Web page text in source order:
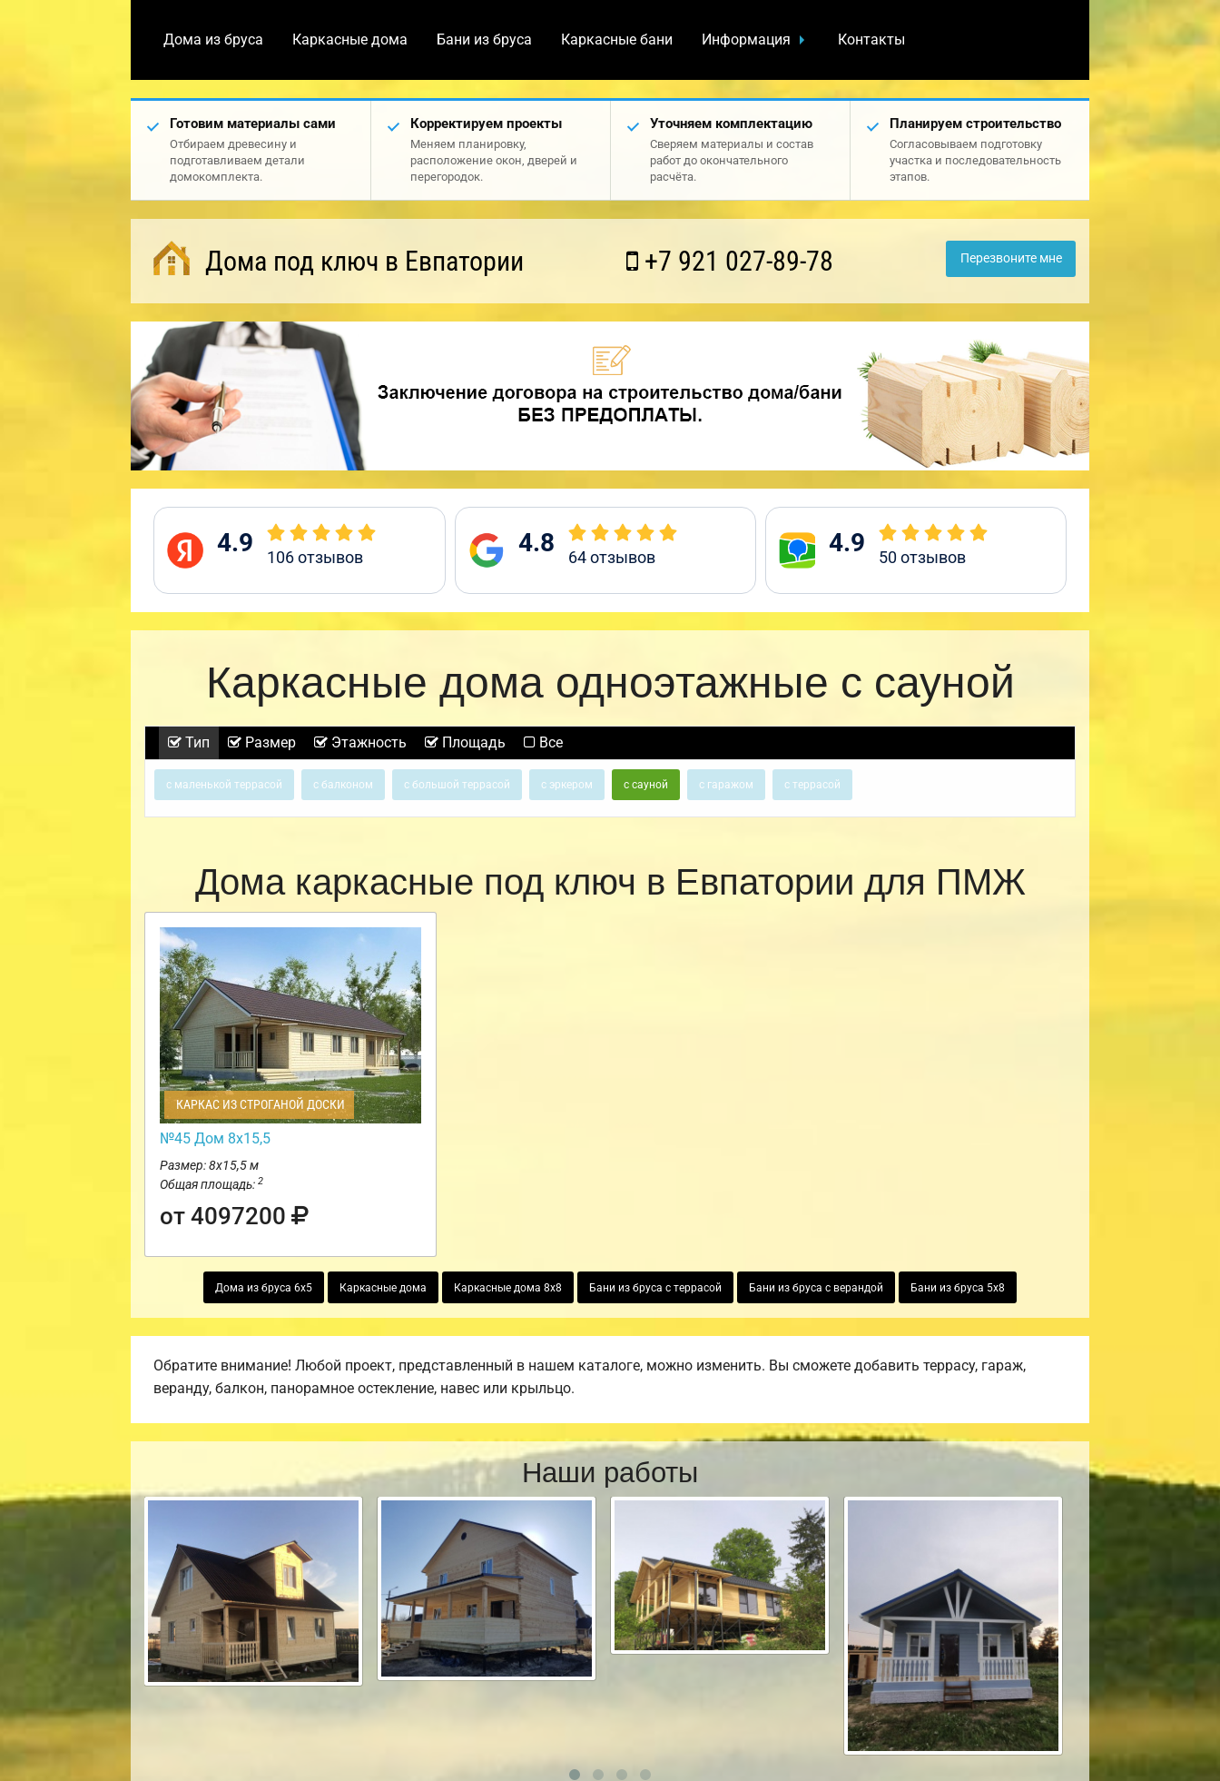
Дома из бруса Каркасные дома Бани из бруса Каркасные бани Информация Контакты
Готовим материалы сами
Отбираем древесину и
подготавливаем детали
домокомплекта.
Корректируем проекты
Меняем планировку,
расположение окон, дверей и
перегородок.
Уточняем комплектацию
Сверяем материалы и состав
работ до окончательного
расчёта.
Планируем строительство
Согласовываем подготовку
участка и последовательность
этапов.
Дома под ключ в Евпатории +7 921 027-89-78 Перезвоните мне
4.9 106отзывов 4.8 64отзывов 4.9 50отзывов
Каркасные дома одноэтажные с сауной
Тип Размер Этажность Площадь Все
с маленькой террасой с балконом с большой террасой с эркером с сауной с гаражом с террасой
Дома каркасные под ключ в Евпатории для ПМЖ
КАРКАС ИЗ СТРОГАНОЙ ДОСКИ
№45 Дом 8х15,5
Размер: 8х15,5 м
Общая площадь: 2
от 4097200
Дома из бруса 6х5 Каркасные дома Каркасные дома 8х8 Бани из бруса с террасой Бани из бруса с верандой Бани из бруса 5х8
Обратите внимание! Любой проект, представленный в нашем каталоге, можно изменить. Вы сможете добавить террасу, гараж,
веранду, балкон, панорамное остекление, навес или крыльцо.
Наши работы